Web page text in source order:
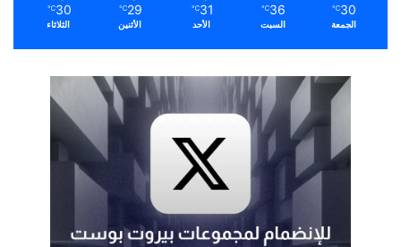
30
℃
الجمعة
36
℃
السبت
31
℃
الأحد
29
℃
الأثنين
30
℃
الثلاثاء